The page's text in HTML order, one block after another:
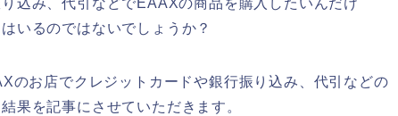
いるのではないでしょうか？
のお店でクレジットカードや銀行振り込み、代引などの
果を記事にさせていただきます。